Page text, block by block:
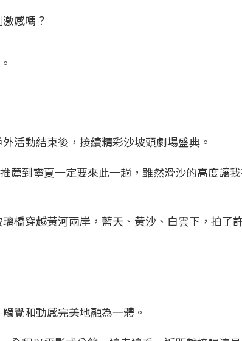
感嗎？
活動結束後，接續精彩沙坡頭劇場盛典。
薦到寧夏一定要來此一趟，雖然滑沙的高度讓
橋穿越黃河兩岸，藍天、黃沙、白雲下，拍了
覺和動感完美地融為一體。